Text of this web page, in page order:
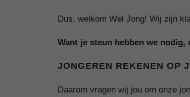
Dus, welkom Wel Jong! Wij zijn
Want je steun hebben we
JONGEREN REKENEN OP
Daarom vragen wij jou om onze